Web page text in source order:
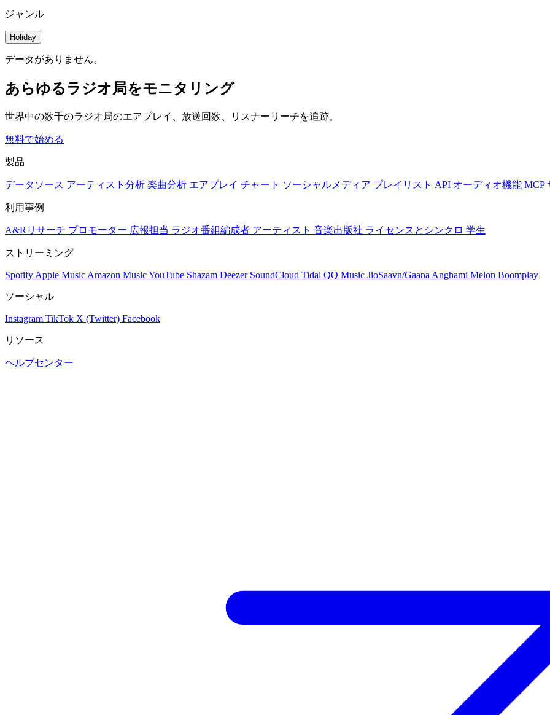
ジャンル
Holiday
データがありません。
あらゆるラジオ局をモニタリング
世界中の数千のラジオ局のエアプレイ、放送回数、リスナーリーチを追跡。
無料で始める
製品
データソース アーティスト分析 楽曲分析 エアプレイ チャート ソーシャルメディア プレイリスト API オーディオ機能 MCP
利用事例
A&Rリサーチ プロモーター 広報担当 ラジオ番組編成者 アーティスト 音楽出版社 ライセンスとシンクロ 学生
ストリーミング
Spotify Apple Music Amazon MusicYouTube Shazam Deezer SoundCloud Tidal QQ Music JioSaavn/Gaana Anghami Melon Boomplay
ソーシャル
Instagram TikTok X (Twitter) Facebook
リソース
ヘルプセンター